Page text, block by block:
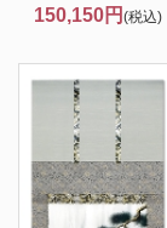
150,150円 (税込)